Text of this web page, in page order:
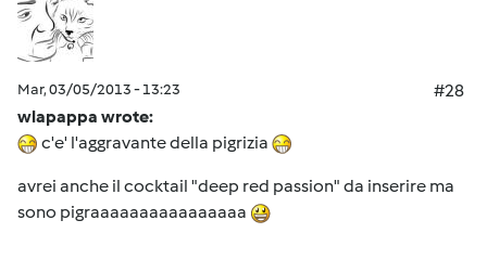
Mar, 03/05/2013 - 13:23
#28
wlapappa wrote:
c'e' l'aggravante della pigrizia
avrei anche il cocktail "deep red passion" da inserire ma
sono pigraaaaaaaaaaaaaaaa